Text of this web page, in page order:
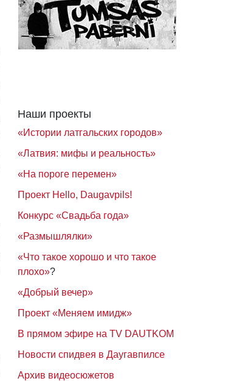
Наши проекты
«Истории латгальских городов»
«Латвия: мифы и реальность»
«На пороге перемен»
Проект Hello, Daugavpils!
Конкурс «Свадьба года»
«Размышлялки»
«Что такое хорошо и что такое
плохо»?
«Добрый вечер»
Проект «Меняем имидж»
В прямом эфире на TV DAUTKOM
Новости спидвея в Даугавпилсе
Архив видеосюжетов